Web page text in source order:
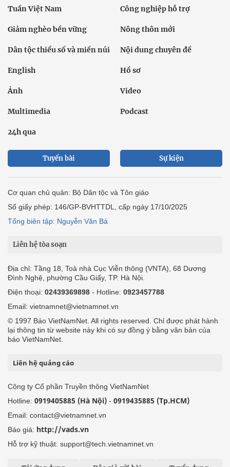
Tuần Việt Nam Công nghiệp hỗ trợ
Giảm nghèo bền vững Nông thôn mới
Dân tộc thiểu số và miền núi Nội dung chuyên đề
English Hồ sơ
Ảnh Video
Multimedia Podcast
24h qua
Tuyến bài Sự kiện
Cơ quan chủ quản: Bộ Dân tộc và Tôn giáo
Số giấy phép: 146/GP-BVHTTDL, cấp ngày 17/10/2025
Tổng biên tập: Nguyễn Văn Bá
Liên hệ tòa soạn
Địa chỉ: Tầng 18, Toà nhà Cục Viễn thông (VNTA), 68 Dương
Đình Nghệ, phường Cầu Giấy, TP. Hà Nội.
Điện thoại: 02439369898 - Hotline: 0923457788
Email: vietnamnet@vietnamnet.vn
© 1997 Báo VietNamNet. All rights reserved. Chỉ được phát hành
lại thông tin từ website này khi có sự đồng ý bằng văn bản của
báo VietNamNet.
Liên hệ quảng cáo
Công ty Cổ phần Truyền thông VietNamNet
Hotline: 0919405885 (Hà Nội) - 0919435885 (Tp.HCM)
Email: contact@vietnamnet.vn
Báo giá: http://vads.vn
Hỗ trợ kỹ thuật: support@tech.vietnamnet.vn